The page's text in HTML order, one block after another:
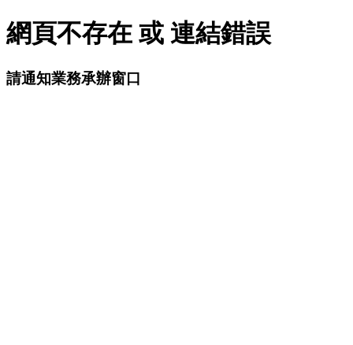
網頁不存在 或 連結錯誤
請通知業務承辦窗口